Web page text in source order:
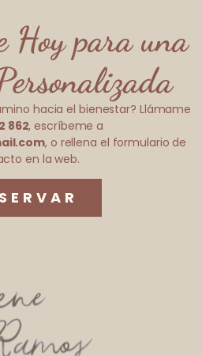
Hoy para una
hacia el bienestar? Llámame
862, escríbeme a
, o rellena el formulario de
en la web.